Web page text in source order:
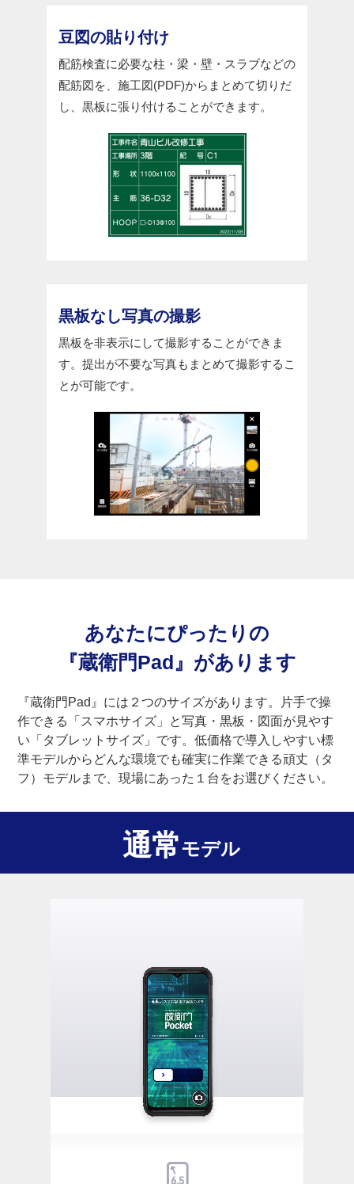
豆図の貼り付け
配筋検査に必要な柱・梁・壁・スラブなどの
配筋図を、施工図(PDF)からまとめて切りだ
し、黒板に張り付けることができます。
黒板なし写真の撮影
黒板を非表示にして撮影することができま
す。提出が不要な写真もまとめて撮影するこ
とが可能です。
あなたにぴったりの
『蔵衛門Pad』 があります
『蔵衛門Pad』には２つのサイズがあります。片手で操
作できる「スマホサイズ」と写真・黒板・図面が見やす
い「タブレットサイズ」です。低価格で導入しやすい標
準モデルからどんな環境でも確実に作業できる頑丈（タ
フ）モデルまで、現場にあった１台をお選びください。
通常モデル